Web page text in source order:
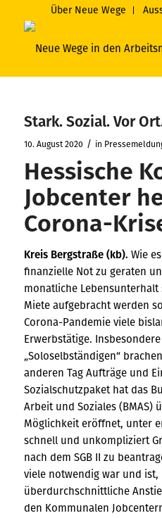
Über Neue Wege
Stark. Sozial. Vor
10. August 2020 / in
Hessische
Jobcenter
Corona-
Kreis Bergstraße (kb). Wie
finanzielle Not zu geraten
monatliche
Miete aufgebracht werden
Corona-Pandemie viele
Erwerbstätige.
„Soloselbständigen“
anderen Tag Aufträge und
Sozialschutzpaket hat das
Arbeit und Soziales (BMAS)
Möglichkeit eröffnet, unter
schnell und unkompliziert
nach dem SGB II zu
viele notwendig war und
überdurchschnittliche
den Kommunalen